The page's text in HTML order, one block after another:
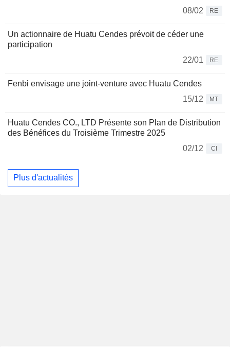
08/02
RE
Un actionnaire de Huatu Cendes prévoit de céder une
participation
22/01
RE
Fenbi envisage une joint-venture avec Huatu Cendes
15/12
MT
Huatu Cendes CO., LTD Présente son Plan de Distribution
des Bénéfices du Troisième Trimestre 2025
02/12
CI
Plus d'actualités